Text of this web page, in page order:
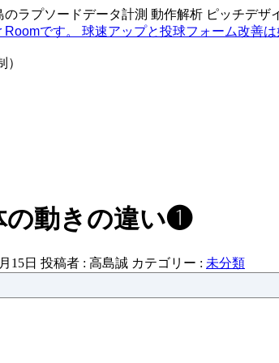
ラプソードデータ計測 動作解析 ピッチデ
の動きの違い❶
15日 投稿者 : 高島誠 カテゴリー : 未分類